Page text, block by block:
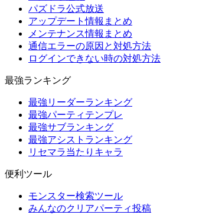
パズドラ公式放送
アップデート情報まとめ
メンテナンス情報まとめ
通信エラーの原因と対処方法
ログインできない時の対処方法
最強ランキング
最強リーダーランキング
最強パーティテンプレ
最強サブランキング
最強アシストランキング
リセマラ当たりキャラ
便利ツール
モンスター検索ツール
みんなのクリアパーティ投稿